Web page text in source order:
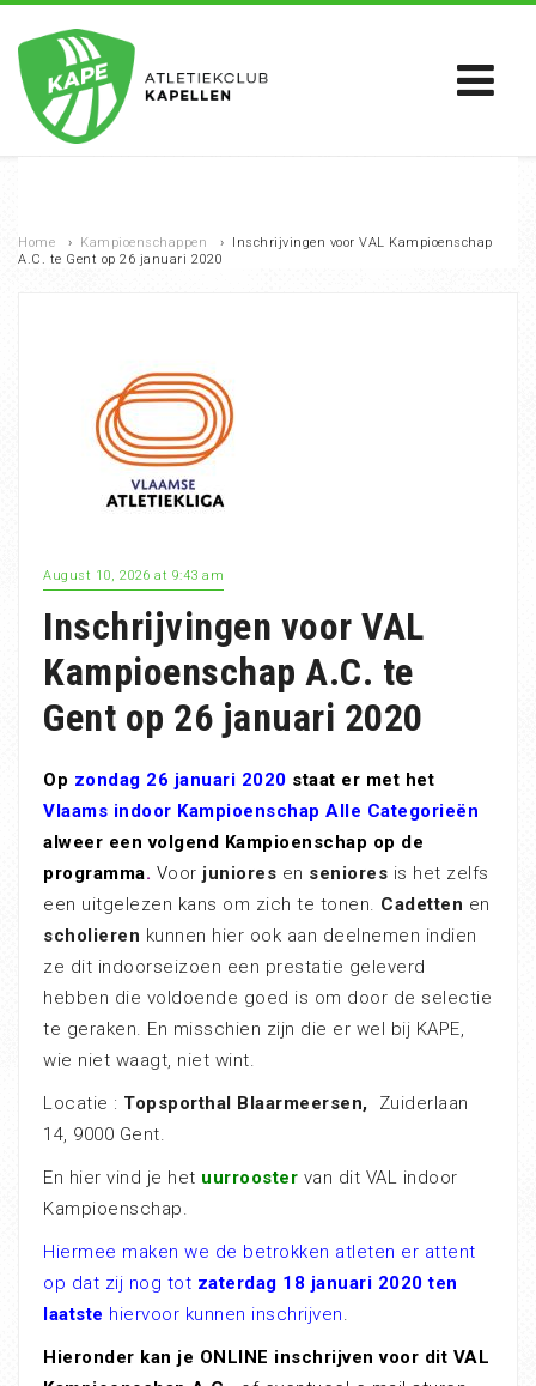
Home › Kampioenschappen › Inschrijvingen voor VAL Kampioenschap
A.C. te Gent op 26 januari 2020
August 10, 2026 at 9:43 am
Inschrijvingen voor VAL
Kampioenschap A.C. te
Gent op 26 januari 2020
Op zondag 26 januari 2020 staat er met het
Vlaams indoor Kampioenschap Alle Categorieën
alweer een volgend Kampioenschap op de
programma. Voor juniores en seniores is het zelfs
een uitgelezen kans om zich te tonen. Cadetten en
scholieren kunnen hier ook aan deelnemen indien
ze dit indoorseizoen een prestatie geleverd
hebben die voldoende goed is om door de selectie
te geraken. En misschien zijn die er wel bij KAPE,
wie niet waagt, niet wint.
Locatie : Topsporthal Blaarmeersen,
Zuiderlaan
14, 9000 Gent.
En hier vind je het uurrooster van dit VAL indoor
Kampioenschap.
Hiermee maken we de betrokken atleten er attent
op dat zij nog tot zaterdag 18 januari 2020ten
laatste hiervoor kunnen inschrijven.
Hieronder kan je ONLINE inschrijven voor dit VAL